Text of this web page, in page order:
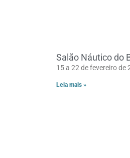
Salão Náutico do
15 a 22 de fevereiro de
Leia mais »